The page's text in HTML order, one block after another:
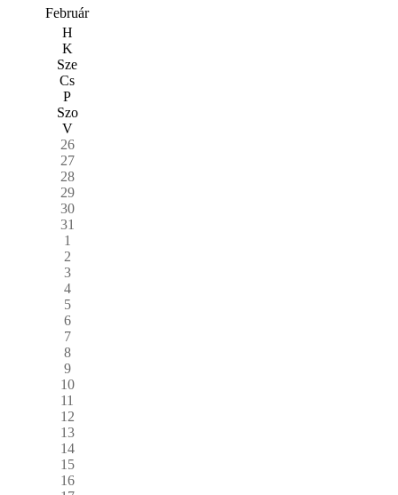
Február
H
K
Sze
Cs
P
Szo
V
26
27
28
29
30
31
1
2
3
4
5
6
7
8
9
10
11
12
13
14
15
16